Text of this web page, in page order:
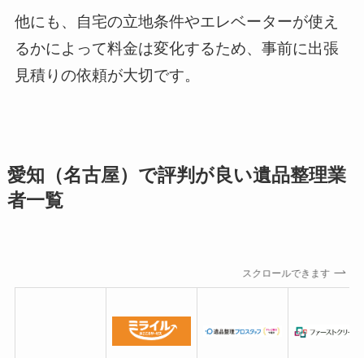
他にも、自宅の立地条件やエレベーターが使え
るかによって料金は変化するため、事前に出張
見積りの依頼が大切です。
愛知（名古屋）で評判が良い遺品整理業
者一覧
スクロールできます